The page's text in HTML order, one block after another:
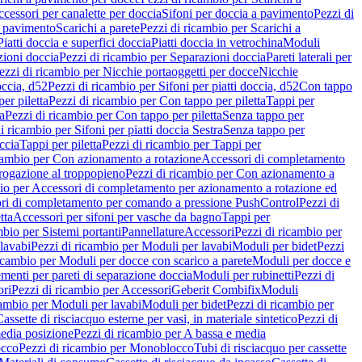
per canalette per docciaSifoni per doccia a pavimentoPezzi di
Scarichi a paretePezzi di ricambio per Scarichi a
doccia e superfici docciaPiatti doccia in vetrochinaModuli
docciaPezzi di ricambio per Separazioni docciaPareti laterali per
di ricambio per Nicchie portaoggetti per docceNicchie
d52Pezzi di ricambio per Sifoni per piatti doccia, d52Con tappo
pilettaPezzi di ricambio per Con tappo per pilettaTappi per
Pezzi di ricambio per Con tappo per pilettaSenza tappo per
ricambio per Sifoni per piatti doccia SestraSenza tappo per
Tappi per pilettaPezzi di ricambio per Tappi per
per Con azionamento a rotazioneAccessori di completamento
al troppopienoPezzi di ricambio per Con azionamento a
per Accessori di completamento per azionamento a rotazione ed
di completamento per comando a pressione PushControlPezzi di
Accessori per sifoni per vasche da bagnoTappi per
per Sistemi portantiPannellatureAccessoriPezzi di ricambio per
Pezzi di ricambio per Moduli per lavabiModuli per bidetPezzi
per Moduli per docce con scarico a pareteModuli per docce e
per pareti di separazione docciaModuli per rubinettiPezzi di
Pezzi di ricambio per AccessoriGeberit CombifixModuli
per Moduli per lavabiModuli per bidetPezzi di ricambio per
di risciacquo esterne per vasi, in materiale sinteticoPezzi di
posizionePezzi di ricambio per A bassa e media
Pezzi di ricambio per MonobloccoTubi di risciacquo per cassette